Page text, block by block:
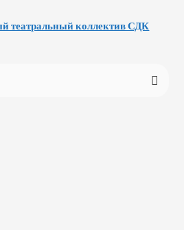
театральный коллектив СДК